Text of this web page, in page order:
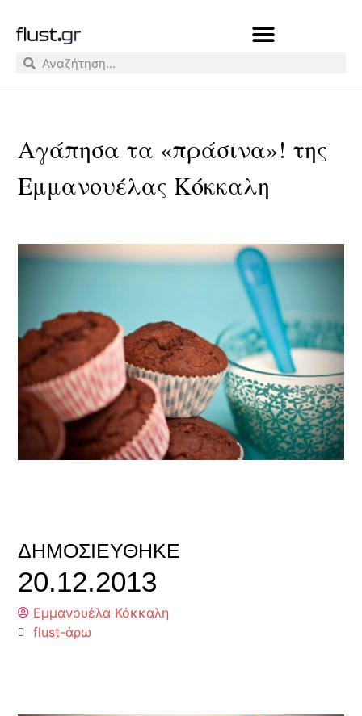
Αγάπησα τα «πράσινα»! της
Εμμανουέλας Κόκκαλη
ΔΗΜΟΣΙΕΎΘΗΚΕ
20.12.2013
Εμμανουέλα Κόκκαλη
flust-άρω